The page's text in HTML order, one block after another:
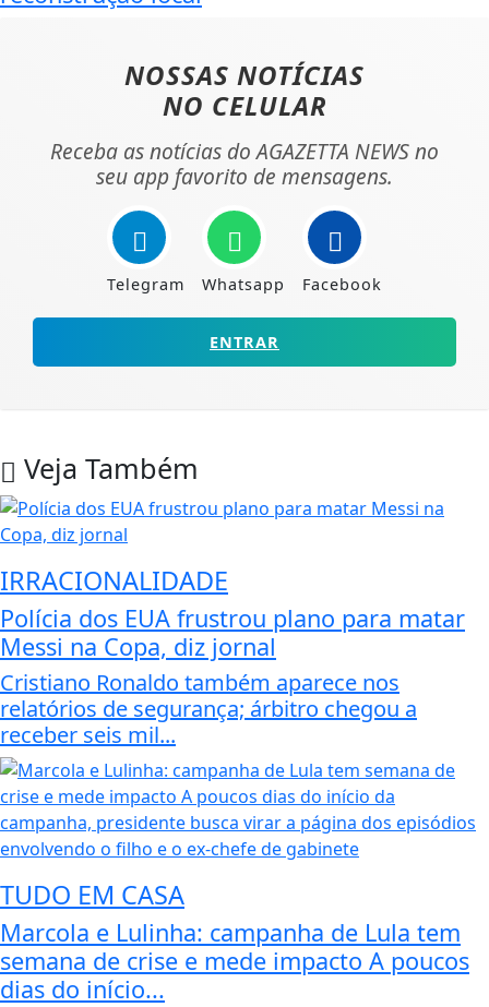
NOSSAS NOTÍCIAS
NO CELULAR
Receba as notícias do AGAZETTA NEWS no
seu app favorito de mensagens.
Telegram Whatsapp Facebook
ENTRAR
Veja Também
IRRACIONALIDADE
Polícia dos EUA frustrou plano para matar
Messi na Copa, diz jornal
Cristiano Ronaldo também aparece nos
relatórios de segurança; árbitro chegou a
receber seis mil...
TUDO EM CASA
Marcola e Lulinha: campanha de Lula tem
semana de crise e mede impacto A poucos
dias do início...